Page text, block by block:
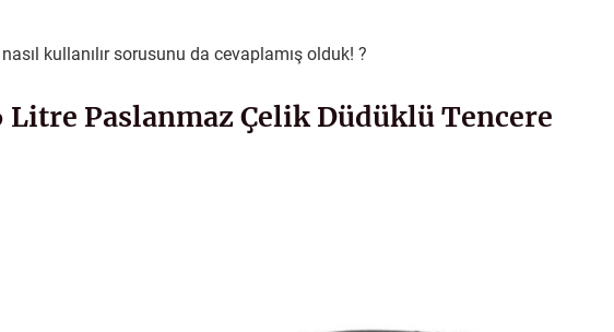
kullanılır sorusunu da cevaplamış olduk! ?
Litre Paslanmaz Çelik Düdüklü Tencere